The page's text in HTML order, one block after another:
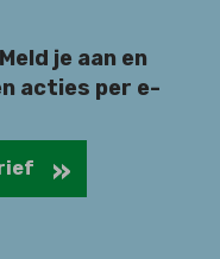
je aan en
acties per e-